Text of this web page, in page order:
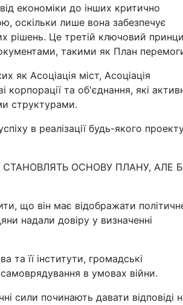
економіки до інших критично
оскільки лише вона забезпечує
рішень. Це третій ключовий
такими як План
як Асоціація міст, Асоціація
корпорації та об'єднання, які
структурами.
в реалізації будь-якого
ОСНОВУ ПЛАНУ, АЛЕ
що він має відображати
надали довіру у визначенні
та її інститути, громадські
в умовах війни.
сили починають давати відповіді